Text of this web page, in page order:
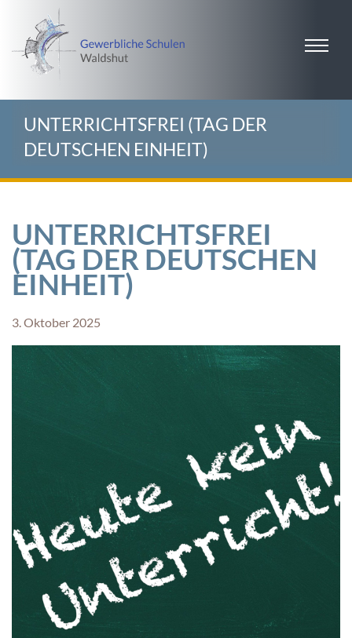
UNTERRICHTSFREI (TAG DER
DEUTSCHEN EINHEIT)
UNTERRICHTSFREI
(TAG DER DEUTSCHEN
EINHEIT)
3. Oktober 2025